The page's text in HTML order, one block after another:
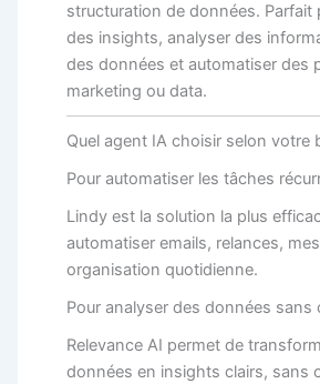
structuration de données. Parfait
des insights, analyser des
des données et automatiser des
marketing ou data.
Quel agent IA choisir selon votre
Pour automatiser les tâches
Lindy est la solution la plus
automatiser emails, relances,
organisation quotidienne.
Pour analyser des données sans
Relevance AI permet de
données en insights clairs, sans